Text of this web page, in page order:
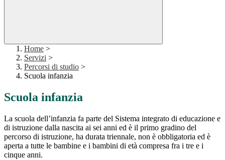
Home >
Servizi >
Percorsi di studio >
Scuola infanzia
Scuola infanzia
La scuola dell’infanzia fa parte del Sistema integrato di educazione e
di istruzione dalla nascita ai sei anni ed è il primo gradino del
percorso di istruzione, ha durata triennale, non è obbligatoria ed è
aperta a tutte le bambine e i bambini di età compresa fra i tre e i
cinque anni.